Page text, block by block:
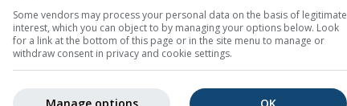
Some vendors may process your personal data on the basis of legitimate
interest, which you can object to by managing your options below. Look
for a link at the bottom of this page or in the site menu to manage or
withdraw consent in privacy and cookie settings.